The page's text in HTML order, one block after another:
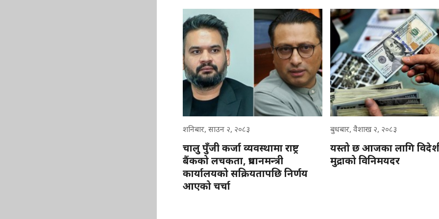
शनिबार, साउन २, २०८३
चालु पुँजी कर्जा व्यवस्थामा राष्ट्र
बैंकको लचकता, प्रधानमन्त्री
कार्यालयको सक्रियतापछि निर्णय
आएको चर्चा
बुधबार, वैशाख २, २०८३
यस्तो छ आजका लागि
मुद्राको विनिमयदर